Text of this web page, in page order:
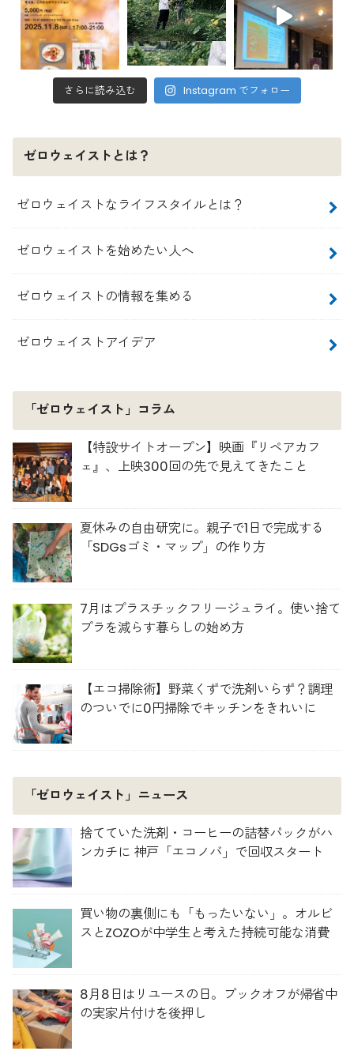
さらに読み込む Instagram でフォロー
ゼロウェイストとは？
ゼロウェイストなライフスタイルとは？
ゼロウェイストを始めたい人へ
ゼロウェイストの情報を集める
ゼロウェイストアイデア
「ゼロウェイスト」コラム
【特設サイトオープン】映画『リペアカフ
ェ』、上映300回の先で見えてきたこと
夏休みの自由研究に。親子で1日で完成する
「SDGsゴミ・マップ」の作り方
7月はプラスチックフリージュライ。使い捨て
プラを減らす暮らしの始め方
【エコ掃除術】野菜くずで洗剤いらず？調理
のついでに0円掃除でキッチンをきれいに
「ゼロウェイスト」ニュース
捨てていた洗剤・コーヒーの詰替パックがハ
ンカチに 神戸「エコノバ」で回収スタート
買い物の裏側にも「もったいない」。オルビ
スとZOZOが中学生と考えた持続可能な消費
8月8日はリユースの日。ブックオフが帰省中
の実家片付けを後押し